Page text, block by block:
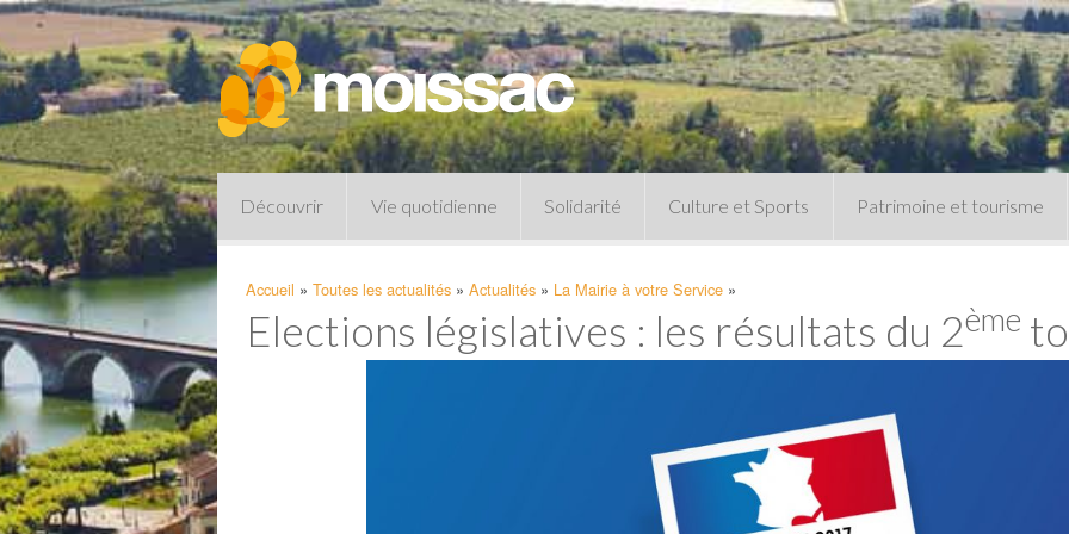
Découvrir Vie quotidienne Solidarité
Permanences CCAS
Violences intrafamiliales
Culture et Sports
Plan des équipements sportifs
Clubs sportifs
Patrimoine et tourisme
Centre de documentation
Archives municipales
Le musée
Séances
Accueil » Toutes les actualités » Actualités » La Mairie à votre Service »
Elections législatives : les résultats du 2ème